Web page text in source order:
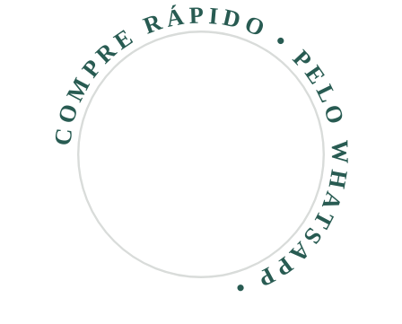
COMPRE RÁPIDO • PELO WHATSAPP •